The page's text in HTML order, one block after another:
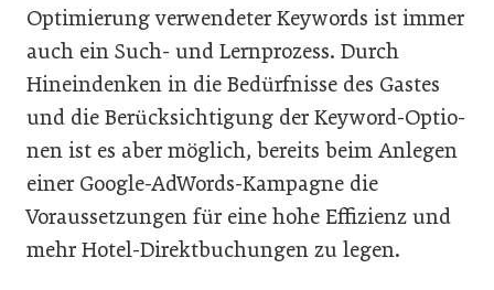
Optimierung verwendeter Keywords ist immer
auch ein Such- und Lernprozess. Durch
Hineindenken in die Bedürfnisse des Gastes
und die Berücksichtigung der Keyword-Optio-
nen ist es aber möglich, bereits beim Anlegen
einer Google-AdWords-Kampagne die
Voraussetzungen für eine hohe Effizienz und
mehr Hotel-Direktbuchungen zu legen.